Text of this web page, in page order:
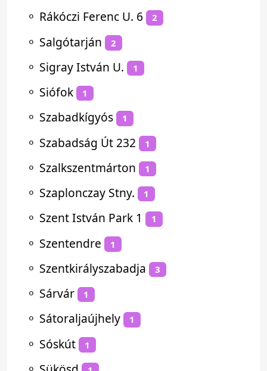
⚬ Rákóczi Ferenc U. 6 2
⚬ Salgótarján 2
⚬ Sigray István U. 1
⚬ Siófok 1
⚬ Szabadkígyós 1
⚬ Szabadság Út 232 1
⚬ Szalkszentmárton 1
⚬ Szaplonczay Stny. 1
⚬ Szent István Park 1 1
⚬ Szentendre 1
⚬ Szentkirályszabadja 3
⚬ Sárvár 1
⚬ Sátoraljaújhely 1
⚬ Sóskút 1